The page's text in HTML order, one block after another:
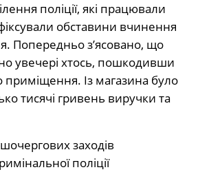
поліції, які працювали
обставини вчинення
Попередньо з’ясовано, що
увечері хтось, пошкодивши
приміщення. Із магазина було
тисячі гривень виручки та
заходів
поліції